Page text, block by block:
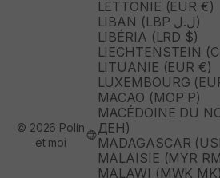
LETTONIE (EUR €)
LIBAN (LBP ل.ل)
LIBÉRIA (LRD $)
LIECHTENSTEIN
LITUANIE (EUR €)
LUXEMBOURG
MACAO (MOP P)
MACÉDOINE DU
ДЕН)
MADAGASCAR
MALAISIE (MYR
MALAWI (MWK MK)
© 2026 Polín
et moi